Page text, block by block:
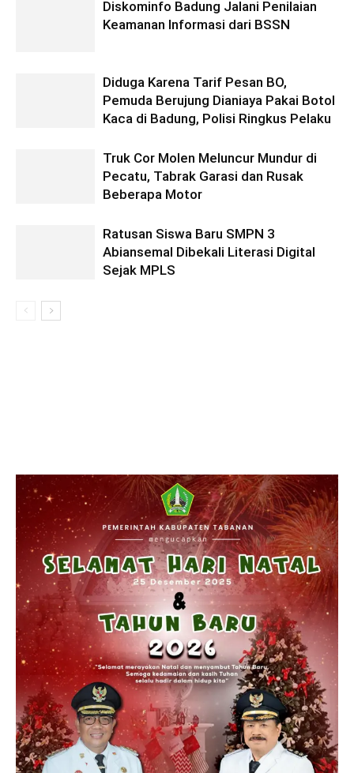
Diskominfo Badung Jalani Penilaian
Keamanan Informasi dari BSSN
Diduga Karena Tarif Pesan BO,
Pemuda Berujung Dianiaya Pakai Botol
Kaca di Badung, Polisi Ringkus Pelaku
Truk Cor Molen Meluncur Mundur di
Pecatu, Tabrak Garasi dan Rusak
Beberapa Motor
Ratusan Siswa Baru SMPN 3
Abiansemal Dibekali Literasi Digital
Sejak MPLS